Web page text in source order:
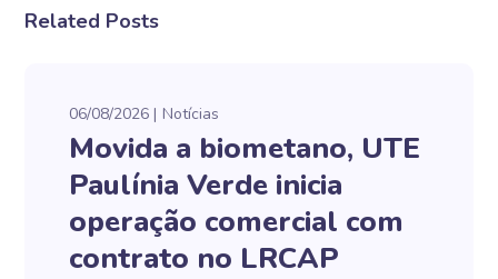
Related Posts
06/08/2026 Notícias
Movida a biometano, UTE
Paulínia Verde inicia
operação comercial com
contrato no LRCAP